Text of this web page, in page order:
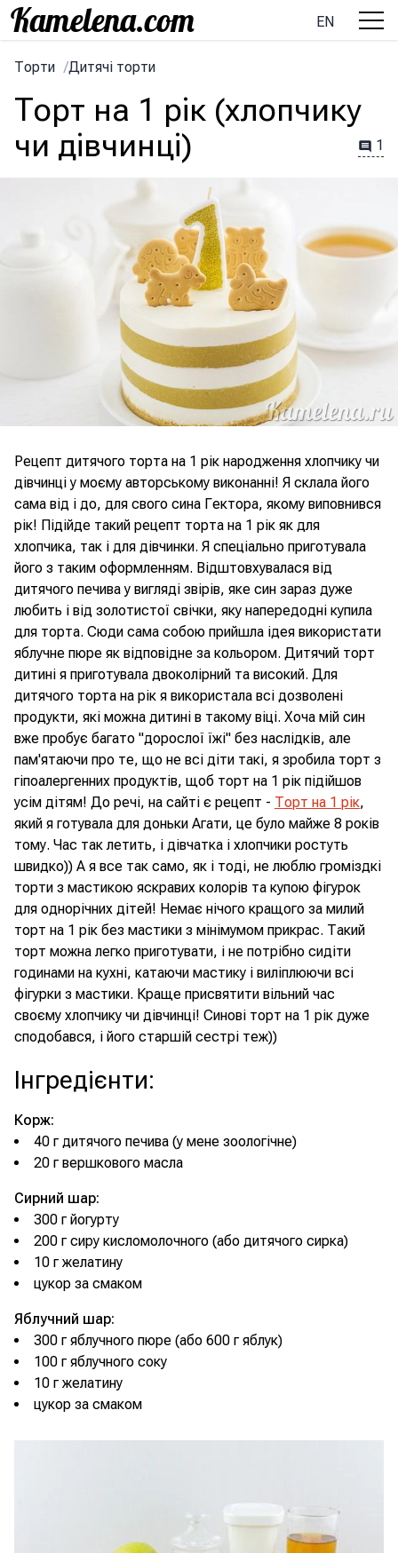
EN
Торти /Дитячі торти
Торт на 1 рік (хлопчику
чи дівчинці)
1
Рецепт дитячого торта на 1 рік народження хлопчику чи
дівчинці у моєму авторському виконанні! Я склала його
сама від і до, для свого сина Гектора, якому виповнився
рік! Підійде такий рецепт торта на 1 рік як для
хлопчика, так і для дівчинки. Я спеціально приготувала
його з таким оформленням. Відштовхувалася від
дитячого печива у вигляді звірів, яке син зараз дуже
любить і від золотистої свічки, яку напередодні купила
для торта. Сюди сама собою прийшла ідея використати
яблучне пюре як відповідне за кольором. Дитячий торт
дитині я приготувала двоколірний та високий. Для
дитячого торта на рік я використала всі дозволені
продукти, які можна дитині в такому віці. Хоча мій син
вже пробує багато "дорослої їжі" без наслідків, але
пам'ятаючи про те, що не всі діти такі, я зробила торт з
гіпоалергенних продуктів, щоб торт на 1 рік підійшов
усім дітям! До речі, на сайті є рецепт - Торт на 1 рік,
який я готувала для доньки Агати, це було майже 8 років
тому. Час так летить, і дівчатка і хлопчики ростуть
швидко)) А я все так само, як і тоді, не люблю громіздкі
торти з мастикою яскравих колорів та купою фігурок
для однорічних дітей! Немає нічого кращого за милий
торт на 1 рік без мастики з мінімумом прикрас. Такий
торт можна легко приготувати, і не потрібно сидіти
годинами на кухні, катаючи мастику і виліплюючи всі
фігурки з мастики. Краще присвятити вільний час
своєму хлопчику чи дівчинці! Синові торт на 1 рік дуже
сподобався, і його старшій сестрі теж))
Інгредієнти:
Корж:
40 г дитячого печива (у мене зоологічне)
20 г вершкового масла
Сирний шар:
300 г йогурту
200 г сиру кисломолочного (або дитячого сирка)
10 г желатину
цукор за смаком
Яблучний шар:
300 г яблучного пюре (або 600 г яблук)
100 г яблучного соку
10 г желатину
цукор за смаком